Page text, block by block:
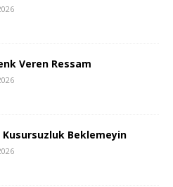
Veren Ressam
Beklemeyin